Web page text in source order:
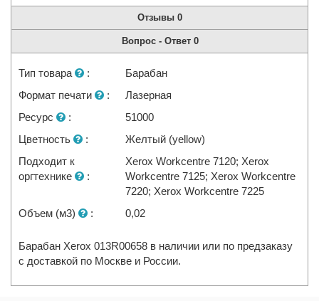
Отзывы 0
Вопрос - Ответ 0
Тип товара :
Барабан
Формат печати
:
Лазерная
Ресурс
:
51000
Цветность
:
Желтый (yellow)
Подходит к
оргтехнике
:
Xerox Workcentre 7120; Xerox
Workcentre 7125; Xerox Workcentre
7220; Xerox Workcentre 7225
Объем (м3)
: 0,02
Барабан Xerox 013R00658 в наличии или по предзаказу
с доставкой по Москве и России.